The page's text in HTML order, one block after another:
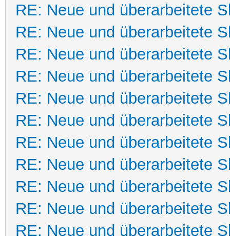
RE: Neue und überarbeitete
RE: Neue und überarbeitete
RE: Neue und überarbeitete
RE: Neue und überarbeitete
RE: Neue und überarbeitete
RE: Neue und überarbeitete
RE: Neue und überarbeitete
RE: Neue und überarbeitete
RE: Neue und überarbeitete
RE: Neue und überarbeitete
RE: Neue und überarbeitete